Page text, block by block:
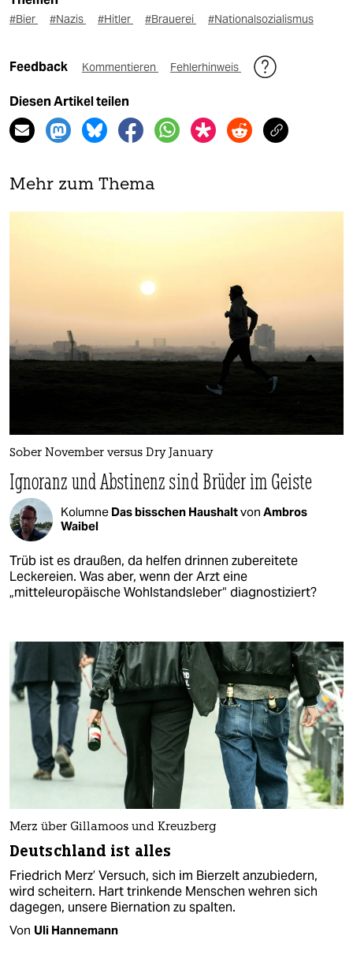
#Bier #Nazis #Hitler #Brauerei #Nationalsozialismus
Feedback Kommentieren Fehlerhinweis
Diesen Artikel teilen
Mehr zum Thema
Sober November versus Dry January
Ignoranz und Abstinenz sind Brüder im Geiste
Kolumne Das bisschen Haushaltvon Ambros
Waibel
Trüb ist es draußen, da helfen drinnen zubereitete
Leckereien. Was aber, wenn der Arzt eine
„mitteleuropäische Wohlstandsleber“ diagnostiziert?
Merz über Gillamoos und Kreuzberg
Deutschland ist alles
Friedrich Merz’ Versuch, sich im Bierzelt anzubiedern,
wird scheitern. Hart trinkende Menschen wehren sich
dagegen, unsere Biernation zu spalten.
Von Uli Hannemann